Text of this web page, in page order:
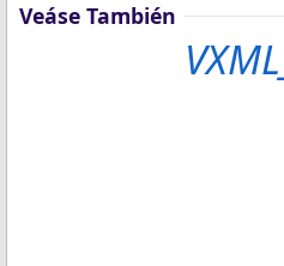
Veáse También